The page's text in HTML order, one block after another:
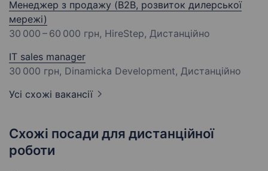
Менеджер з продажу (B2B, розвиток дилерської
мережі)
30 000 – 60 000 грн, HireStep, Дистанційно
IT sales manager
30 000 грн, Dinamicka Development, Дистанційно
Усі схожі вакансії
Схожі посади для дистанційної
роботи